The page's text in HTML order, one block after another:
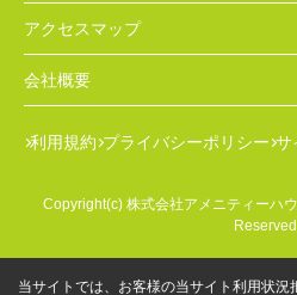
アクセスマップ
会社概要
利用規約 プライバシーポリシー サ
Copyright(c) 株式会社アメニティーハ
当サイトでは、お客様の当サイト利用状況